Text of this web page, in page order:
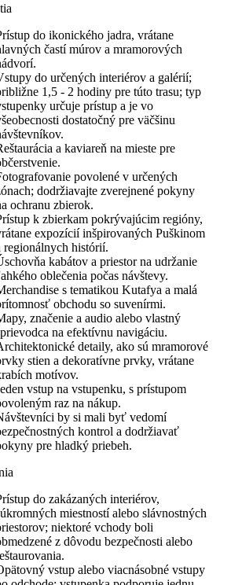
do ikonického jadra, vrátane
častí múrov a mramorových
do určených interiérov a galérií;
1,5 - 2 hodiny pre túto trasu; typ
určuje prístup a je vo
dostatočný pre väčšinu
a kaviareň na mieste pre
povolené v určených
dodržiavajte zverejnené pokyny
ochranu zbierok.
k zbierkam pokrývajúcim regióny,
expozícií inšpirovaných Puškinom
regionálnych histórií.
kabátov a priestor na udržanie
oblečenia počas návštevy.
s tematikou Kutafya a malá
obchodu so suvenírmi.
značenie a audio alebo vlastný
na efektívnu navigáciu.
detaily, ako sú mramorové
stien a dekoratívne prvky, vrátane
motívov.
vstup na vstupenku, s prístupom
raz na nákup.
by si mali byť vedomí
kontrol a dodržiavať
pre hladký priebeh.
do zakázaných interiérov,
miestností alebo slávnostných
niektoré vchody boli
z dôvodu bezpečnosti alebo
vstup alebo viacnásobné vstupy